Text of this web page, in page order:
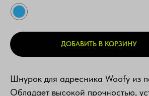
ДОБАВИТЬ В КОРЗИНУ
Шнурок для адресника Woofy из
Обладает высокой прочностью,